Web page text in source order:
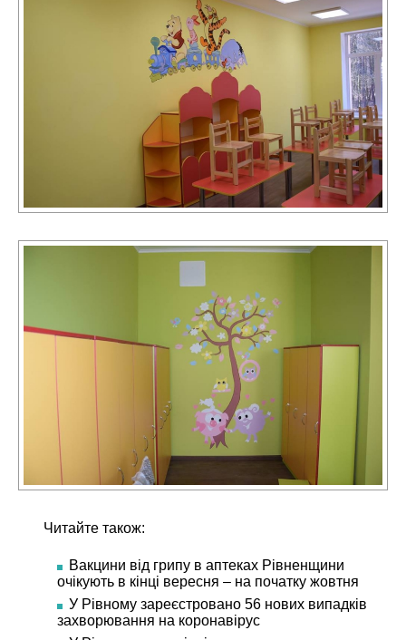
Читайте також:
Вакцини від грипу в аптеках Рівненщини
очікують в кінці вересня – на початку жовтня
У Рівному зареєстровано 56 нових випадків
захворювання на коронавірус